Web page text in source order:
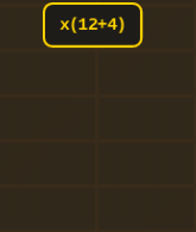
x(12+4)